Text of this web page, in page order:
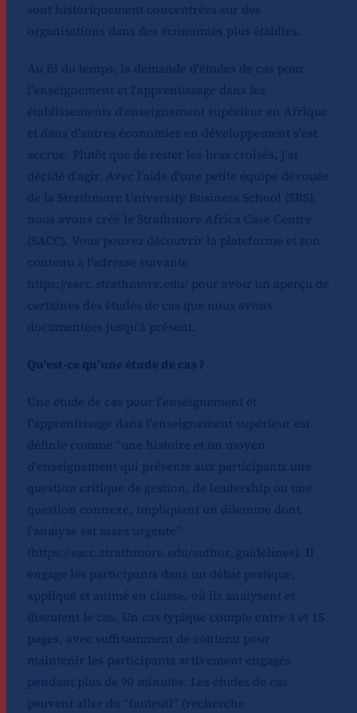
sont historiquement concentrées sur des
organisations dans des économies plus établies.
Au fil du temps, la demande d'études de cas pour
l'enseignement et l'apprentissage dans les
établissements d'enseignement supérieur en Afrique
et dans d'autres économies en développement s'est
accrue. Plutôt que de rester les bras croisés, j'ai
décidé d'agir. Avec l'aide d'une petite équipe dévouée
de la Strathmore University Business School (SBS),
nous avons créé le Strathmore Africa Case Centre
(SACC). Vous pouvez découvrir la plateforme et son
contenu à l'adresse suivante
https://sacc.strathmore.edu/ pour avoir un aperçu de
certaines des études de cas que nous avons
documentées jusqu'à présent.
Qu'est-ce qu'une étude de cas ?
Une étude de cas pour l'enseignement et
l'apprentissage dans l'enseignement supérieur est
définie comme “une histoire et un moyen
d'enseignement qui présente aux participants une
question critique de gestion, de leadership ou une
question connexe, impliquant un dilemme dont
l'analyse est assez urgente”
(https://sacc.strathmore.edu/author_guidelines). Il
engage les participants dans un débat pratique,
appliqué et animé en classe, où ils analysent et
discutent le cas. Un cas typique compte entre 3 et 15
pages, avec suffisamment de contenu pour
maintenir les participants activement engagés
pendant plus de 90 minutes. Les études de cas
peuvent aller du “fauteuil” (recherche